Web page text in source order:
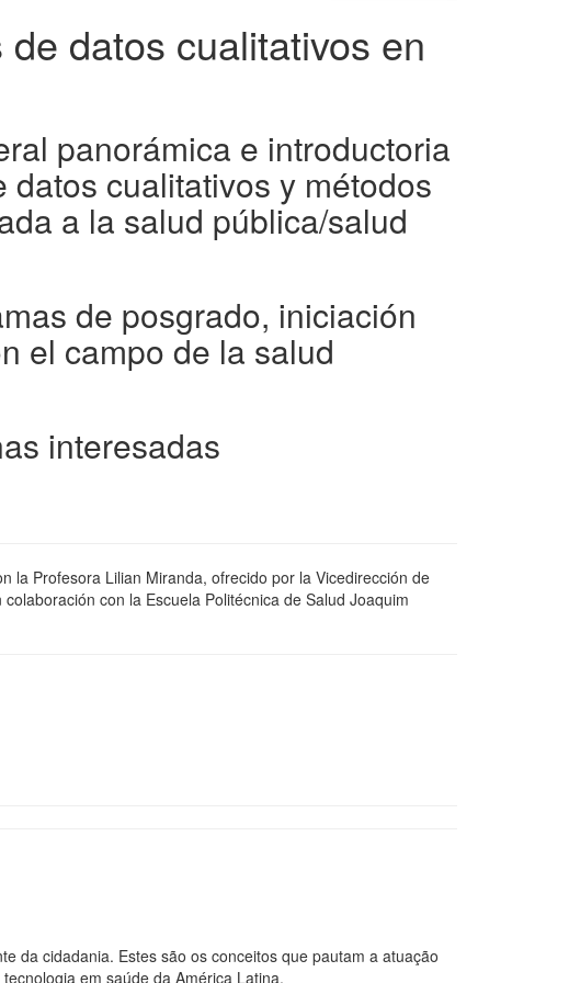
datos cualitativos en
panorámica e introductoria
cualitativos y métodos
a la salud pública/salud
de posgrado, iniciación
el campo de la salud
interesadas
la Profesora Lilian Miranda, ofrecido por la Vicedirección de
con la Escuela Politécnica de Salud Joaquim
da cidadania. Estes são os conceitos que pautam a atuação
em saúde da América Latina.